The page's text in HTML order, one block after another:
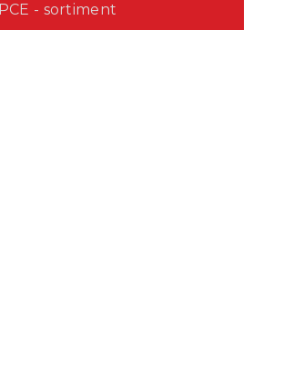
PCE - sortiment